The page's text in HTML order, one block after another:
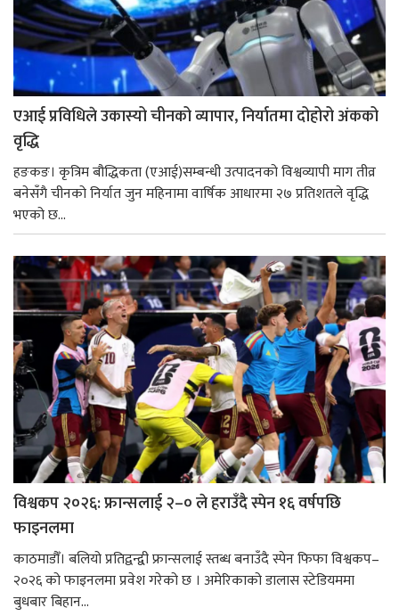
एआई प्रविधिले उकास्यो चीनको व्यापार, निर्यातमा दोहोरो अंकको
वृद्धि
हङकङ। कृत्रिम बौद्धिकता (एआई)सम्बन्धी उत्पादनको विश्वव्यापी माग तीव्र
बनेसँगै चीनको निर्यात जुन महिनामा वार्षिक आधारमा २७ प्रतिशतले वृद्धि
भएको छ...
विश्वकप २०२६: फ्रान्सलाई २–० ले हराउँदै स्पेन १६ वर्षपछि
फाइनलमा
काठमाडौँ। बलियो प्रतिद्वन्द्वी फ्रान्सलाई स्तब्ध बनाउँदै स्पेन फिफा विश्वकप–
२०२६ को फाइनलमा प्रवेश गरेको छ । अमेरिकाको डालास स्टेडियममा
बुधबार बिहान...